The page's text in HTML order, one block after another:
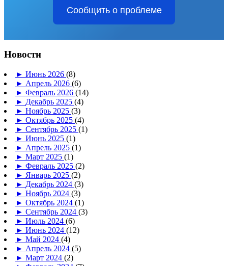
Сообщить о проблеме
Новости
► Июнь 2026 (8)
► Апрель 2026 (6)
► Февраль 2026 (14)
► Декабрь 2025 (4)
► Ноябрь 2025 (3)
► Октябрь 2025 (4)
► Сентябрь 2025 (1)
► Июнь 2025 (1)
► Апрель 2025 (1)
► Март 2025 (1)
► Февраль 2025 (2)
► Январь 2025 (2)
► Декабрь 2024 (3)
► Ноябрь 2024 (3)
► Октябрь 2024 (1)
► Сентябрь 2024 (3)
► Июль 2024 (6)
► Июнь 2024 (12)
► Май 2024 (4)
► Апрель 2024 (5)
► Март 2024 (2)